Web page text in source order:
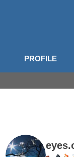
PROFILE